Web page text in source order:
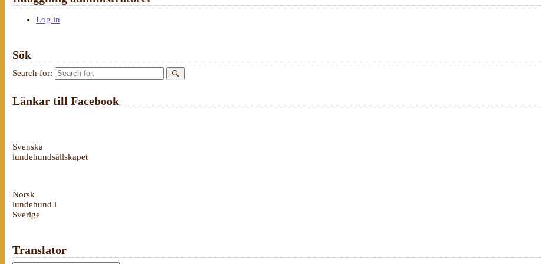
Log in
Sök
Search for:
Länkar till Facebook
Svenska
lundehundsällskapet
Norsk
lundehund i
Sverige
Translator